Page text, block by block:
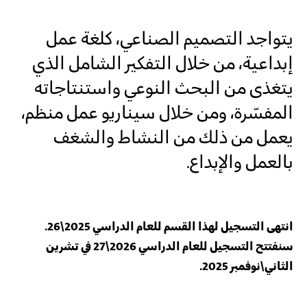
المضامين
الرئيسية
يتواجد التصميم الصناعي، كلغة عمل
إبداعية، من خلال التفكير الشامل الذي
يتغذى من البحث النوعي واستنتاجاته
المفسّرة، ومن خلال سيناريو عمل منظم،
يعمل من ذلك من النشاط والشغف
بالعمل والإبداع.
انتهى التسجيل لهذا القسم للعام الدراسي 2025\26.
سنفتتح التسجيل للعام الدراسي 2026\27 في تشرين
الثاني\نوفمبر 2025.